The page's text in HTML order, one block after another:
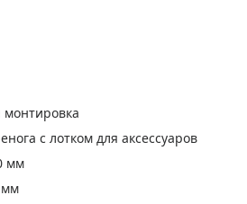
монтировка
с лотком для аксессуаров
мм
мм